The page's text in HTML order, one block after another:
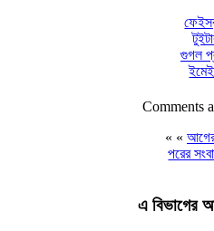
গুগল
Comments
« «
পরের
এ বিভাগের